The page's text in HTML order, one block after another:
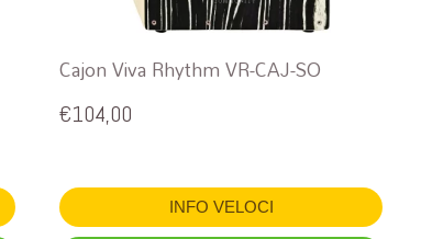
Cajon Viva Rhythm VR-CAJ-SO
€104,00
INFO VELOCI